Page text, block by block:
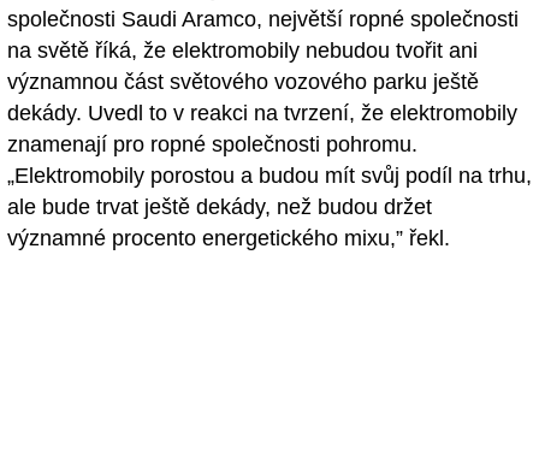
společnosti Saudi Aramco, největší ropné společnosti
na světě říká, že elektromobily nebudou tvořit ani
významnou část světového vozového parku ještě
dekády. Uvedl to v reakci na tvrzení, že elektromobily
znamenají pro ropné společnosti pohromu.
„Elektromobily porostou a budou mít svůj podíl na trhu,
ale bude trvat ještě dekády, než budou držet
významné procento energetického mixu,” řekl.